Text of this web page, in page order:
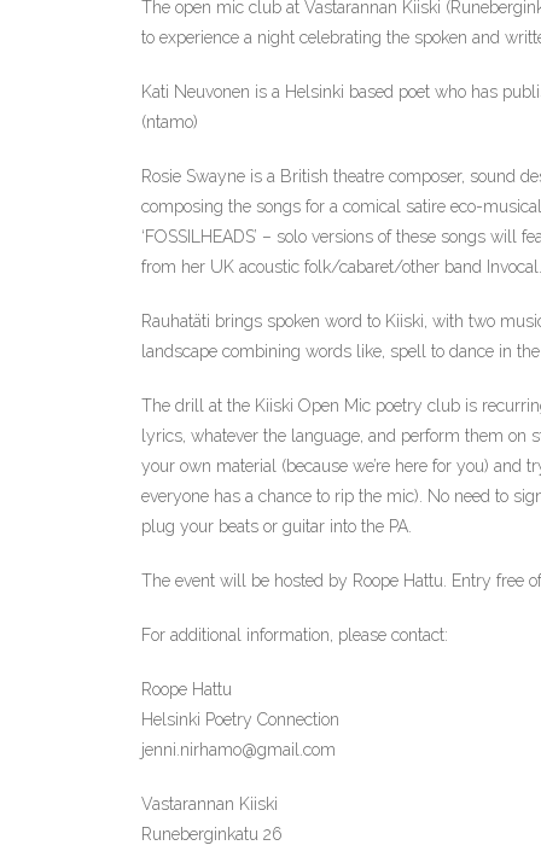
The open mic club at Vastarannan Kiiski
to experience a night celebrating the spoken and
Kati Neuvonen is a Helsinki based poet who has
(ntamo)
Rosie Swayne is a British theatre composer, sound
composing the songs for a comical satire eco-
‘FOSSILHEADS’ – solo versions of these songs will
from her UK acoustic folk/cabaret/other band Invocal.
Rauhatäti brings spoken word to Kiiski, with two
landscape combining words like, spell to dance in
The drill at the Kiiski Open Mic poetry club is
lyrics, whatever the language, and perform them
your own material (because we’re here for you) and
everyone has a chance to rip the mic). No need to
plug your beats or guitar into the PA.
The event will be hosted by Roope Hattu. Entry free
For additional information, please contact:
Roope Hattu
Helsinki Poetry Connection
jenni.nirhamo@gmail.com
Vastarannan Kiiski
Runeberginkatu 26